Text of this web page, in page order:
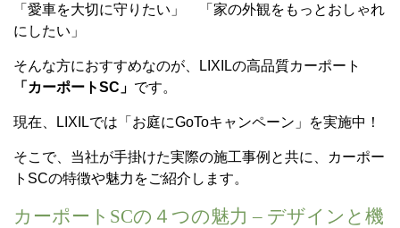
「愛車を大切に守りたい」 「家の外観をもっとおしゃれ
にしたい」
そんな方におすすめなのが、LIXILの高品質カーポート
「カーポートSC」 です。
現在、LIXILでは「お庭にGoToキャンペーン」を実施中！
そこで、当社が手掛けた実際の施工事例と共に、カーポー
トSCの特徴や魅力をご紹介します。
カーポートSCの４つの魅力 – デザインと機